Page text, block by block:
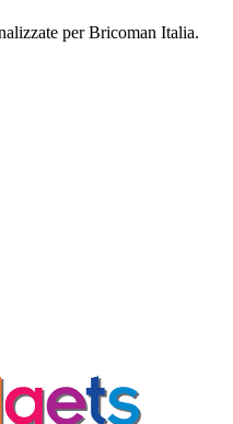
per Bricoman Italia.